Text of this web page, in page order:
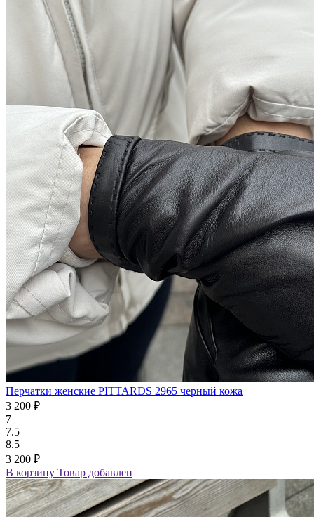
Перчатки женские PITTARDS 2965 черный кожа
3 200 ₽
7
7.5
8.5
3 200 ₽
В корзину Товар добавлен